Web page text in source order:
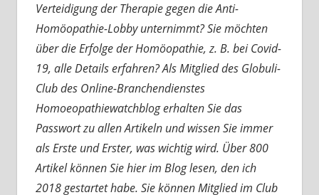
Verteidigung der Therapie gegen die Anti-
Homöopathie-Lobby unternimmt? Sie möchten
über die Erfolge der Homöopathie, z. B. bei Covid-
19, alle Details erfahren? Als Mitglied des Globuli-
Club des Online-Branchendienstes
Homoeopathiewatchblog erhalten Sie das
Passwort zu allen Artikeln und wissen Sie immer
als Erste und Erster, was wichtig wird. Über 800
Artikel können Sie hier im Blog lesen, den ich
2018 gestartet habe. Sie können Mitglied im Club